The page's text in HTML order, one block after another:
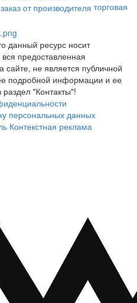
торговая
данный ресурс носит
предоставленная
не является публичной
подробной информации и ее
"Контакты"!
персональных данных
Контекстная реклама